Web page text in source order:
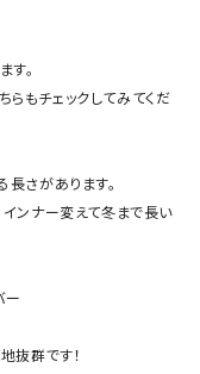
す。
もチェックしてみてくだ
さがあります。
ンナー変えて冬まで長い
ー
抜群です！